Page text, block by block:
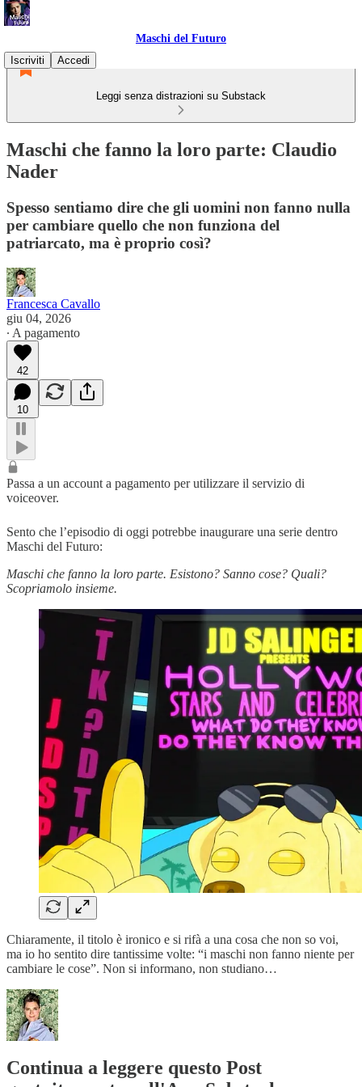
Maschi del Futuro
Iscriviti
Accedi
Leggi senza distrazioni su Substack
Maschi che fanno la loro parte: Claudio
Nader
Spesso sentiamo dire che gli uomini non fanno nulla
per cambiare quello che non funziona del
patriarcato, ma è proprio così?
Francesca Cavallo
giu 04, 2026
∙ A pagamento
42
10
Passa a un account a pagamento per utilizzare il servizio di
voiceover.
Sento che l’episodio di oggi potrebbe inaugurare una serie dentro
Maschi del Futuro:
Maschi che fanno la loro parte. Esistono? Sanno cose? Quali?
Scopriamolo insieme.
Chiaramente, il titolo è ironico e si rifà a una cosa che non so voi,
ma io ho sentito dire tantissime volte: “i maschi non fanno niente per
cambiare le cose”. Non si informano, non studiano…
Continua a leggere questo Post